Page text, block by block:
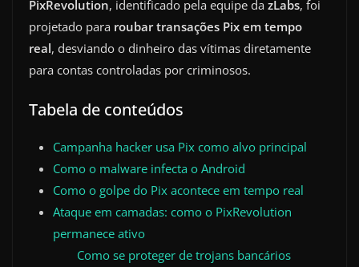
PixRevolution, identificado pela equipe da zLabs, foi
projetado para roubar transações Pix em tempo
real, desviando o dinheiro das vítimas diretamente
para contas controladas por criminosos.
Tabela de conteúdos
Campanha hacker usa Pix como alvo principal
Como o malware infecta o Android
Como o golpe do Pix acontece em tempo real
Ataque em camadas: como o PixRevolution
permanece ativo
Como se proteger de trojans bancários